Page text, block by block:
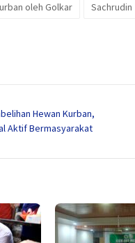
oleh Golkar
Sachrudin
Hewan Kurban,
Aktif Bermasyarakat